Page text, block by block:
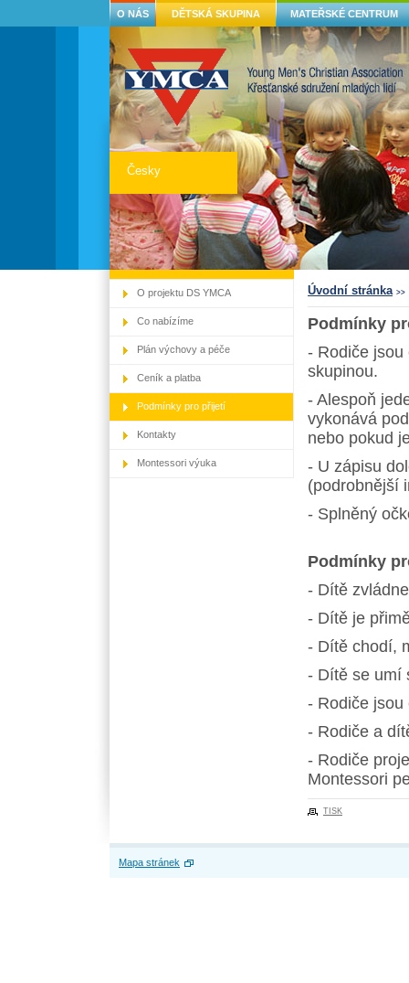
Podmínky
- Rodiče jsou
skupinou.
- Alespoň
vykonává
nebo pokud
- U zápisu
(podrobnější
- Splněný
Podmínky
- Dítě
- Dítě je
- Dítě chodí,
- Dítě se umí
- Rodiče jsou
- Rodiče a
- Rodiče
Montessori
TISK
Česky
O NÁS DĚTSKÁ SKUPINA MATEŘSKÉ CENTRUM
O projektu DS YMCA
Co nabízíme
Plán výchovy a péče
Ceník a platba
Podmínky pro přijetí
Kontakty
Montessori výuka
Úvodní stránka >>
Mapa stránek